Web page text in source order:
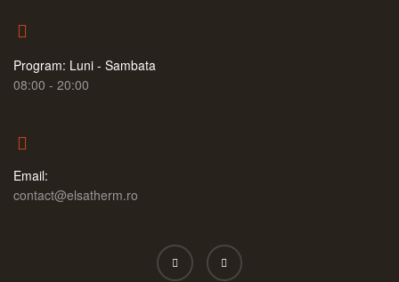
Program: Luni - Sambata
08:00 - 20:00
Email:
contact@elsatherm.ro